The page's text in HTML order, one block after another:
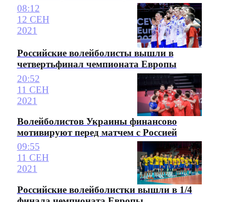
08:12
12 СЕН
2021
Российские волейболисты вышли в
четвертьфинал чемпионата Европы
20:52
11 СЕН
2021
Волейболистов Украины финансово
мотивируют перед матчем с Россией
09:55
11 СЕН
2021
Российские волейболистки вышли в 1/4